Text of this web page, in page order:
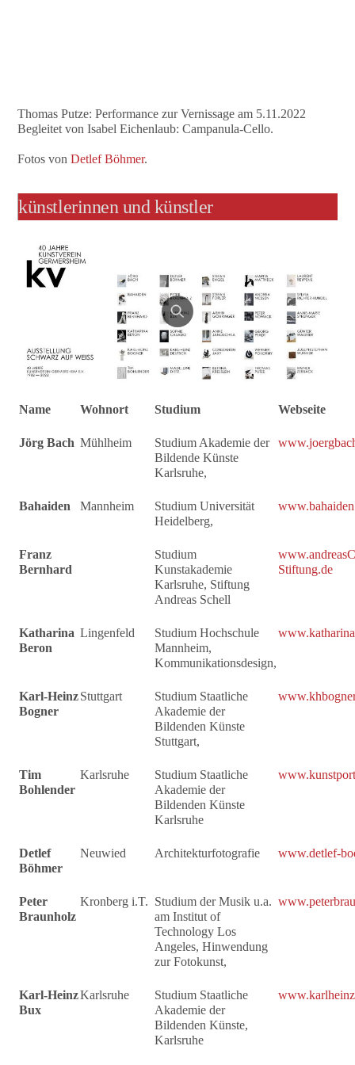
Thomas Putze: Performance zur Vernissage am 5.11.2022
Begleitet von Isabel Eichenlaub: Campanula-Cello.
Fotos vonDetlef Böhmer.
künstlerinnen und künstler
Name Wohnort Studium Webseite
Jörg Bach Mühlheim
Studium Akademie der
Bildende Künste
Karlsruhe,
Bahaiden Mannheim
Studium Universität
Heidelberg,
Franz
Bernhard
Studium
Kunstakademie
Karlsruhe, Stiftung
Andreas Schell
Stiftung.de
Katharina
Beron
Lingenfeld
Studium Hochschule
Mannheim,
Kommunikationsdesign,
Karl-Heinz
Bogner
Stuttgart
Studium Staatliche
Akademie der
Bildenden Künste
Stuttgart,
Tim
Bohlender
Karlsruhe
Studium Staatliche
Akademie der
Bildenden Künste
Karlsruhe
Detlef
Böhmer
Neuwied Architekturfotografie www.detlef-
Peter
Braunholz
Kronberg i.T. Studium der Musik u.a.
am Institut of
Technology Los
Angeles, Hinwendung
zur Fotokunst,
Karl-Heinz
Bux
Karlsruhe
Studium Staatliche
Akademie der
Bildenden Künste,
Karlsruhe